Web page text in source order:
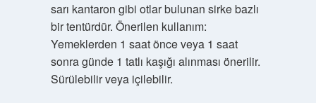
sarı kantaron gibi otlar bulunan sirke bazlı
bir tentürdür. Önerilen kullanım:
Yemeklerden 1 saat önce veya 1 saat
sonra günde 1 tatlı kaşığı alınması önerilir.
Sürülebilir veya içilebilir.